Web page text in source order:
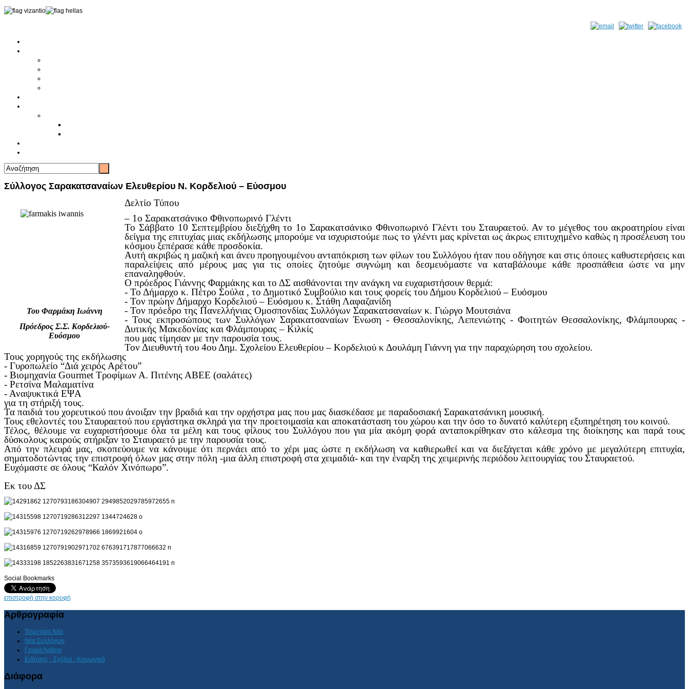
Σύλλογος Σαρακατσαναίων Ελευθερίου Ν. Κορδελιού – Εύοσμου
Του Φαρμάκη Ιωάννη
Πρόεδρος Σ.Σ. Κορδελιού-
Ευόσμου
Δελτίο Τύπου
– 1ο Σαρακατσάνικο Φθινοπωρινό Γλέντι
Το Σάββατο 10 Σεπτεμβρίου διεξήχθη το 1ο Σαρακατσάνικο Φθινοπωρινό Γλέντι του Σταυραετού. Αν το μέγεθος του ακροατηρίου είναι
δείγμα της επιτυχίας μιας εκδήλωσης μπορούμε να ισχυριστούμε πως το γλέντι μας κρίνεται ως άκρως επιτυχημένο καθώς η προσέλευση του
κόσμου ξεπέρασε κάθε προσδοκία.
Αυτή ακριβώς η μαζική και άνευ προηγουμένου ανταπόκριση των φίλων του Συλλόγου ήταν που οδήγησε και στις όποιες καθυστερήσεις και
παραλείψεις από μέρους μας για τις οποίες ζητούμε συγνώμη και δεσμευόμαστε να καταβάλουμε κάθε προσπάθεια ώστε να μην
επαναληφθούν.
Ο πρόεδρος Γιάννης Φαρμάκης και το ΔΣ αισθάνονται την ανάγκη να ευχαριστήσουν θερμά:
- Το Δήμαρχο κ. Πέτρο Σούλα , το Δημοτικό Συμβούλιο και τους φορείς του Δήμου Κορδελιού – Ευόσμου
- Τον πρώην Δήμαρχο Κορδελιού – Ευόσμου κ. Στάθη Λαφαζανίδη
- Τον πρόεδρο της Πανελλήνιας Ομοσπονδίας Συλλόγων Σαρακατσαναίων κ. Γιώργο Μουτσιάνα
- Τους εκπροσώπους των Συλλόγων Σαρακατσαναίων Ένωση - Θεσσαλονίκης, Λεπενιώτης - Φοιτητών Θεσσαλονίκης, Φλάμπουρας -
Δυτικής Μακεδονίας και Φλάμπουρας – Κιλκίς
που μας τίμησαν με την παρουσία τους.
Τον Διευθυντή του 4ου Δημ. Σχολείου Ελευθερίου – Κορδελιού κ Δουλάμη Γιάννη για την παραχώρηση του σχολείου.
Τους χορηγούς της εκδήλωσης
- Γυροπωλείο “Διά χειρός Αρέτου”
- Βιομηχανία Gourmet Τροφίμων Α. Πιτένης ΑΒΕΕ (σαλάτες)
- Ρετσίνα Μαλαματίνα
- Αναψυκτικά ΕΨΑ
για τη στήριξή τους.
Τα παιδιά του χορευτικού που άνοιξαν την βραδιά και την ορχήστρα μας που μας διασκέδασε με παραδοσιακή Σαρακατσάνικη μουσική.
Τους εθελοντές του Σταυραετού που εργάστηκα σκληρά για την προετοιμασία και αποκατάσταση του χώρου και την όσο το δυνατό καλύτερη εξυπηρέτηση του κοινού.
Τέλος, θέλουμε να ευχαριστήσουμε όλα τα μέλη και τους φίλους του Συλλόγου που για μία ακόμη φορά ανταποκρίθηκαν στο κάλεσμα της διοίκησης και παρά τους
δύσκολους καιρούς στήριξαν το Σταυραετό με την παρουσία τους.
Από την πλευρά μας, σκοπεύουμε να κάνουμε ότι περνάει από το χέρι μας ώστε η εκδήλωση να καθιερωθεί και να διεξάγεται κάθε χρόνο με μεγαλύτερη επιτυχία,
σηματοδοτώντας την επιστροφή όλων μας στην πόλη -μια άλλη επιστροφή στα χειμαδιά- και την έναρξη της χειμερινής περιόδου λειτουργίας του Σταυραετού.
Ευχόμαστε σε όλους “Καλόν Χινόπωρο”.
Εκ του ΔΣ
Social Bookmarks
επιστροφή στην κορυφή
Αρθρογραφία
Τελευταία Νέα
Νέα Συλλόγων
Γενικά Άρθρα
Ειδήσεις - Σχόλια - Κοινωνικά
Διάφορα